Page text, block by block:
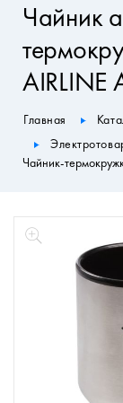
Чайник
AIRLINE
Главная
Чайник-